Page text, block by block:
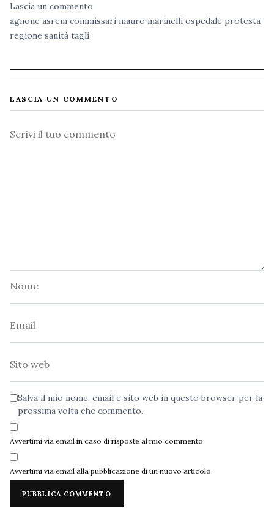
Lascia un commento
agnone asrem commissari mauro marinelli ospedale protesta
regione sanità tagli
LASCIA UN COMMENTO
Commento
Salva il mio nome, email e sito web in questo browser per la
prossima volta che commento.
Avvertimi via email in caso di risposte al mio commento.
Avvertimi via email alla pubblicazione di un nuovo articolo.